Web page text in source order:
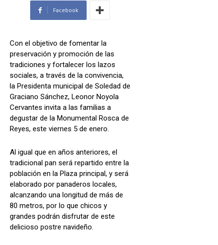
Facebook
Con el objetivo de fomentar la
preservación y promoción de las
tradiciones y fortalecer los lazos
sociales, a través de la convivencia,
la Presidenta municipal de Soledad de
Graciano Sánchez, Leonor Noyola
Cervantes invita a las familias a
degustar de la Monumental Rosca de
Reyes, este viernes 5 de enero.
Al igual que en años anteriores, el
tradicional pan será repartido entre la
población en la Plaza principal, y será
elaborado por panaderos locales,
alcanzando una longitud de más de
80 metros, por lo que chicos y
grandes podrán disfrutar de este
delicioso postre navideño.